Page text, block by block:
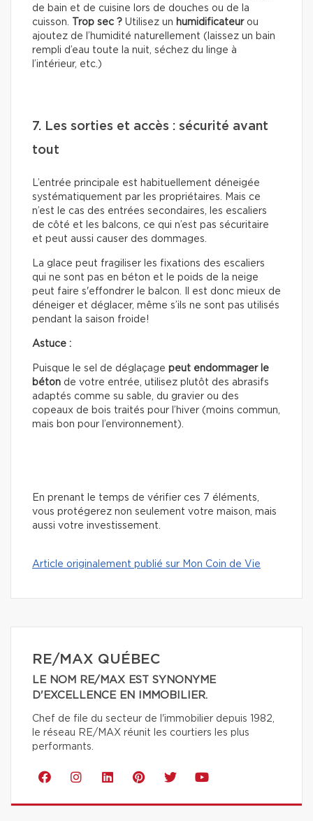
de bain et de cuisine lors de douches ou de la
cuisson.
Trop sec ? Utilisez un humidificateurou
ajoutez de l’humidité naturellement (laissez un bain
rempli d’eau toute la nuit, séchez du linge à
l’intérieur, etc.)
7. Les sorties et accès : sécurité avant
tout
L’entrée principale est habituellement déneigée
systématiquement par les propriétaires. Mais ce
n’est le cas des entrées secondaires, les escaliers
de côté et les balcons, ce qui n’est pas sécuritaire
et peut aussi causer des dommages.
La glace peut fragiliser les fixations des escaliers
qui ne sont pas en béton et le poids de la neige
peut faire s'effondrer le balcon. Il est donc mieux de
déneiger et déglacer, même s’ils ne sont pas utilisés
pendant la saison froide!
Astuce :
Puisque le sel de déglaçage peut endommager le
béton de votre entrée, utilisez plutôt des abrasifs
adaptés comme su sable, du gravier ou des
copeaux de bois traités pour l’hiver (moins commun,
mais bon pour l’environnement).
En prenant le temps de vérifier ces 7 éléments,
vous protégerez non seulement votre maison, mais
aussi votre investissement.
Article originalement publié sur Mon Coin de Vie
RE/MAX QUÉBEC
LE NOM RE/MAX EST SYNONYME
D'EXCELLENCE EN IMMOBILIER.
Chef de file du secteur de l'immobilier depuis 1982,
le réseau RE/MAX réunit les courtiers les plus
performants.